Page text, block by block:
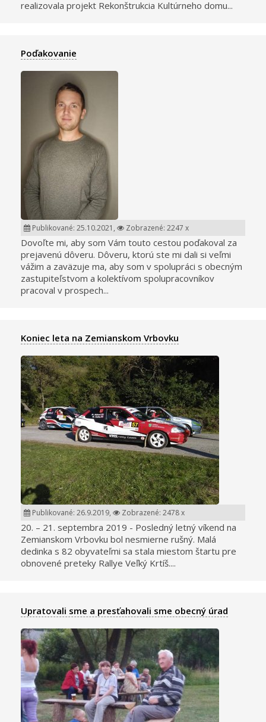
realizovala projekt Rekonštrukcia Kultúrneho domu...
Poďakovanie
Publikované: 25.10.2021, Zobrazené: 2247 x
Dovoľte mi, aby som Vám touto cestou poďakoval za
prejavenú dôveru. Dôveru, ktorú ste mi dali si veľmi
vážim a zaväzuje ma, aby som v spolupráci s obecným
zastupiteľstvom a kolektívom spolupracovníkov
pracoval v prospech...
Koniec leta na Zemianskom Vrbovku
Publikované: 26.9.2019, Zobrazené: 2478 x
20. – 21. septembra 2019 - Posledný letný víkend na
Zemianskom Vrbovku bol nesmierne rušný. Malá
dedinka s 82 obyvateľmi sa stala miestom štartu pre
obnovené preteky Rallye Veľký Krtíš....
Upratovali sme a presťahovali sme obecný úrad